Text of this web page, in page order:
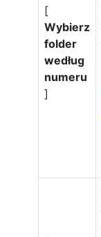
[
Wybierz
folder
według
numeru
]